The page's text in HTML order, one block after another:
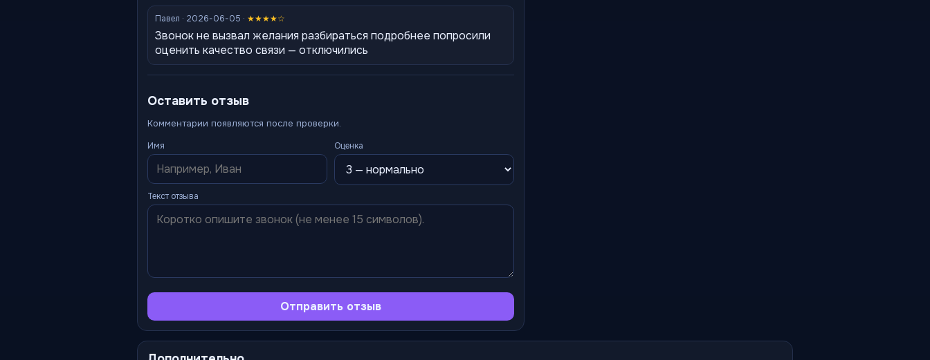
Павел · 2026-06-05 · ★★★★☆
Звонок не вызвал желания разбираться подробнее попросили
оценить качество связи — отключились
Оставить отзыв
Комментарии появляются после проверки.
Имя Оценка
Текст отзыва
Отправить отзыв